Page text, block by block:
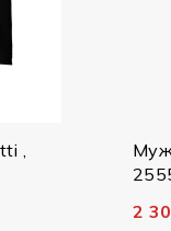
куртка
7 690грн.